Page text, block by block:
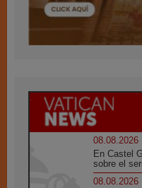
08.08.2026
En Castel
sobre el
08.08.2026